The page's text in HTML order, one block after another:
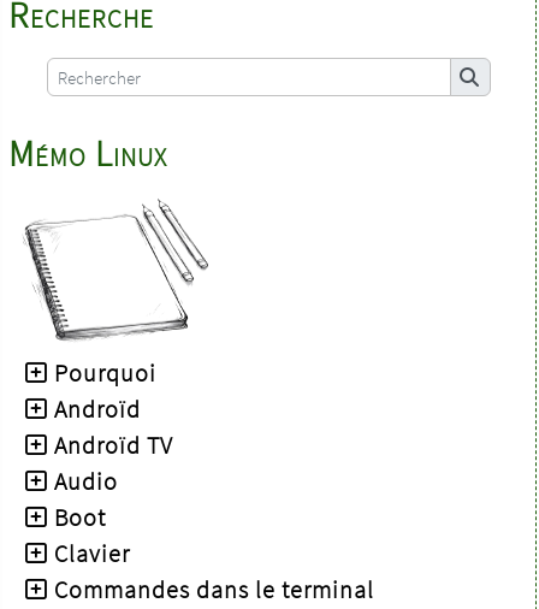
Recherche
Mémo Linux
Pourquoi
Androïd
Androïd TV
Audio
Boot
Clavier
Commandes dans le terminal